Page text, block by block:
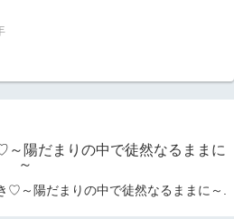
陽だまりの中で徒然なるままに
～
～陽だまりの中で徒然なるままに～.